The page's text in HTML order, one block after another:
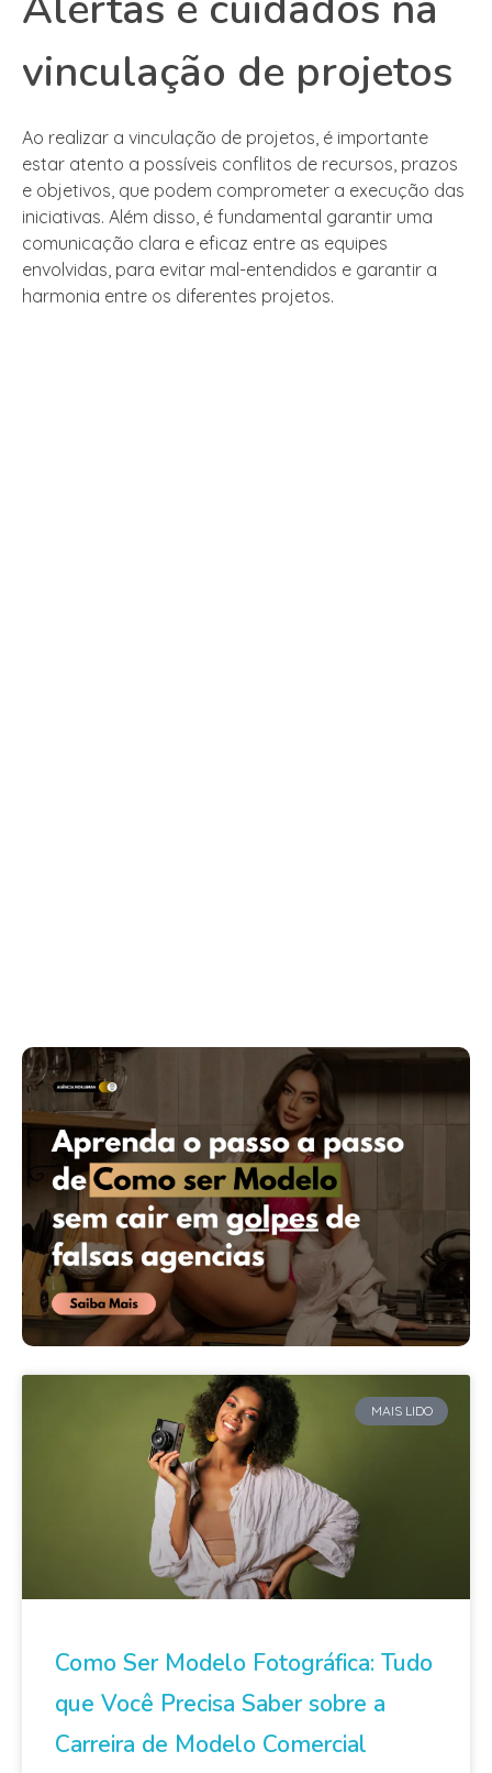
vinculação de projetos
Ao realizar a vinculação de projetos, é importante
estar atento a possíveis conflitos de recursos, prazos
e objetivos, que podem comprometer a execução das
iniciativas. Além disso, é fundamental garantir uma
comunicação clara e eficaz entre as equipes
envolvidas, para evitar mal-entendidos e garantir a
harmonia entre os diferentes projetos.
MAIS LIDO
Como Ser Modelo Fotográfica: Tudo
que Você Precisa Saber sobre a
Carreira de Modelo Comercial